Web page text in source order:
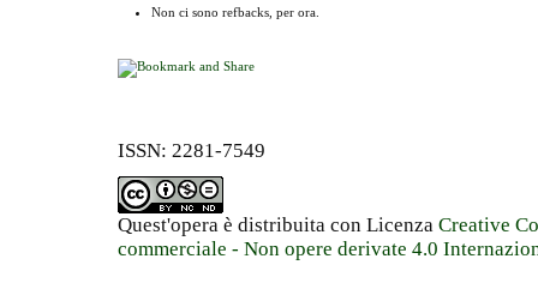
Non ci sono refbacks, per ora.
ISSN: 2281-7549
Quest'opera è distribuita con Licenza Creative
commerciale - Non opere derivate 4.0